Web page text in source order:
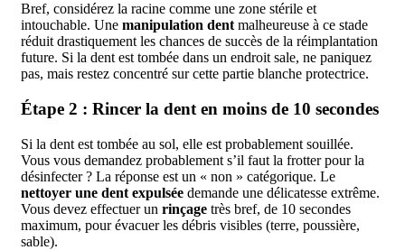
Bref, considérez la racine comme une zone stérile et
intouchable. Une manipulation dent malheureuse à ce stade
réduit drastiquement les chances de succès de la réimplantation
future. Si la dent est tombée dans un endroit sale, ne paniquez
pas, mais restez concentré sur cette partie blanche protectrice.
Étape 2 : Rincer la dent en moins de 10 secondes
Si la dent est tombée au sol, elle est probablement souillée.
Vous vous demandez probablement s’il faut la frotter pour la
désinfecter ? La réponse est un « non » catégorique. Le
nettoyer une dent expulsée demande une délicatesse extrême.
Vous devez effectuer un rinçage très bref, de 10 secondes
maximum, pour évacuer les débris visibles (terre, poussière,
sable).